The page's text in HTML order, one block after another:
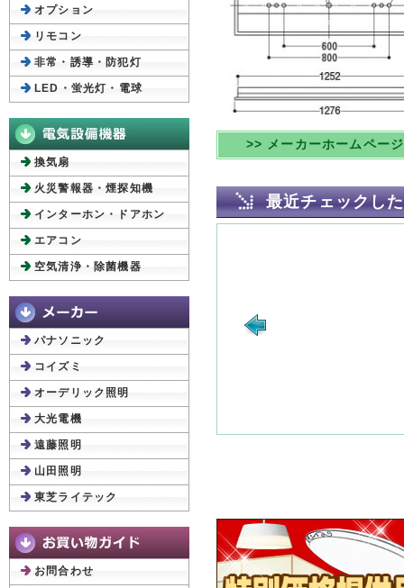
>> メーカーホームペー
最近チェックし
オプション
リモコン
非常・誘導・防犯灯
LED・蛍光灯・電球
換気扇
火災警報器・煙探知機
インターホン・ドアホン
エアコン
空気清浄・除菌機器
パナソニック
コイズミ
オーデリック照明
大光電機
遠藤照明
山田照明
東芝ライテック
お問合わせ